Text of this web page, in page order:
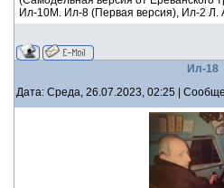
Ил-10М. Ил-8 (Первая версия), Ил-2 Л.
Ил-18
Дата: Среда, 26.07.2023, 02:25 |